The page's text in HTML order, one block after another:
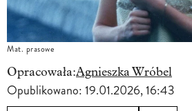
Mat. prasowe
Opracowała:Agnieszka Wróbel
Opublikowano:19.01.2026, 16:43